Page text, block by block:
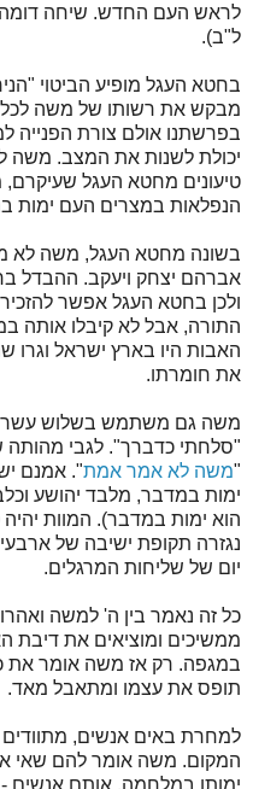
לראש העם החדש. שיחה
ל"ב).
בחטא העגל מופיע הביטוי
מבקש את רשותו של משה
בפרשתנו אולם צורת
יכולת לשנות את המצב. משה
טיעונים מחטא העגל שעיקרם,
הנפלאות במצרים העם ימות
בשונה מחטא העגל, משה לא
אברהם יצחק ויעקב. ההבדל
ולכן בחטא העגל אפשר להזכיר
התורה, אבל לא קיבלו אותה
האבות היו בארץ ישראל וגרו
את חומרתו.
משה גם משתמש בשלוש עשרה
"סלחתי כדברך". לגבי
"משה לא אמר אמת". אמנם
ימות במדבר, מלבד יהושע
הוא ימות במדבר). המוות
נגזרה תקופת ישיבה של
יום של שליחות המרגלים.
כל זה נאמר בין ה' למשה
ממשיכים ומוציאים את דיבת
במגפה. רק אז משה אומר את
תופס את עצמו ומתאבל מאד.
למחרת באים אנשים,
המקום. משה אומר להם שאי
ימותו במלחמה, אותם אנשים -